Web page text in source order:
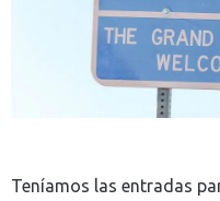
Teníamos las entradas